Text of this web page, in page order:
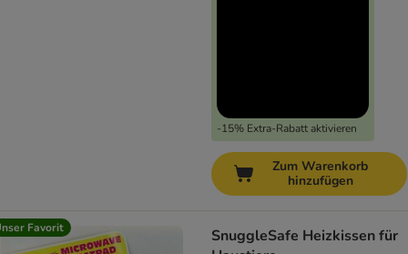
-15% Extra-Rabatt aktivieren
Zum Warenkorb
hinzufügen
Favorit
SnuggleSafe Heizkissen für